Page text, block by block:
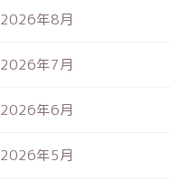
2026年8月
2026年7月
2026年6月
2026年5月